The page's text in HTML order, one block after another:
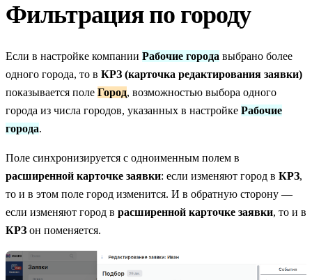
Фильтрация по городу
Если в настройке компании Рабочие города выбрано более
одного города, то в КРЗ (карточка редактирования заявки)
показывается поле Город, возможностью выбора одного
города из числа городов, указанных в настройке Рабочие
города.
Поле синхронизируется с одноименным полем в
расширенной карточке заявки: если изменяют город в КРЗ,
то и в этом поле город изменится. И в обратную сторону —
если изменяют город в расширенной карточке заявки, то и в
КРЗ он поменяется.